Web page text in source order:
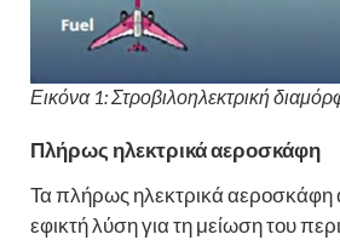
Εικόνα 1: Στροβιλοηλεκτρική
Πλήρως ηλεκτρικά αεροσκάφη
Τα πλήρως ηλεκτρικά αεροσκάφη
εφικτή λύση για τη μείωση του